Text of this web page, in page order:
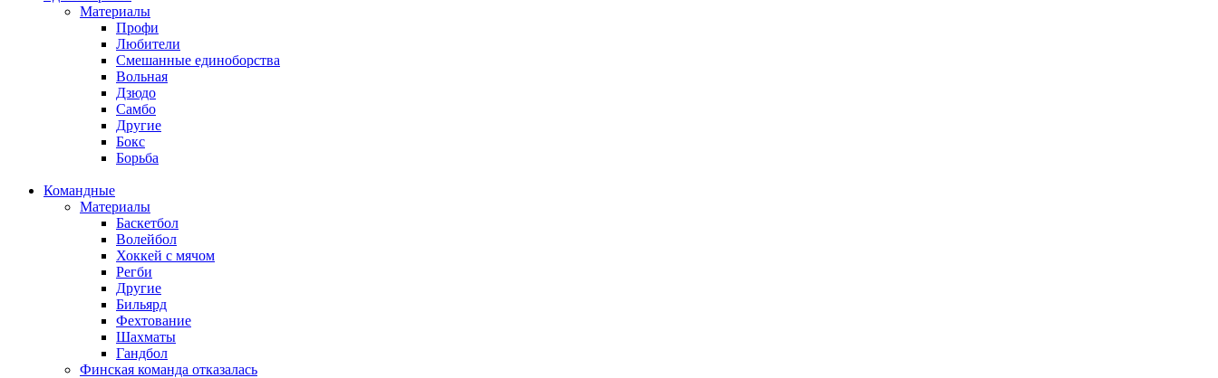
Материалы
Профи
Любители
Смешанные единоборства
Вольная
Дзюдо
Самбо
Другие
Бокс
Борьба
Командные
Материалы
Баскетбол
Волейбол
Хоккей с мячом
Регби
Другие
Бильярд
Фехтование
Шахматы
Гандбол
Финская команда отказалась